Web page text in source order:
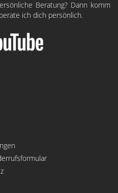
Beratung? Dann komm
ich dich persönlich.